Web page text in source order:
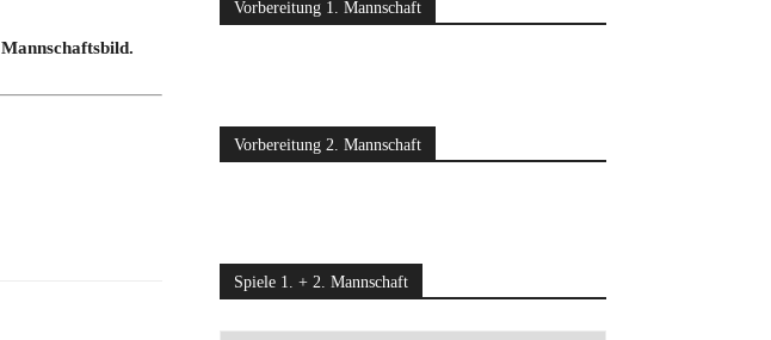
Vorbereitung 1. Mannschaft
Vorbereitung 2. Mannschaft
Spiele 1. + 2. Mannschaft